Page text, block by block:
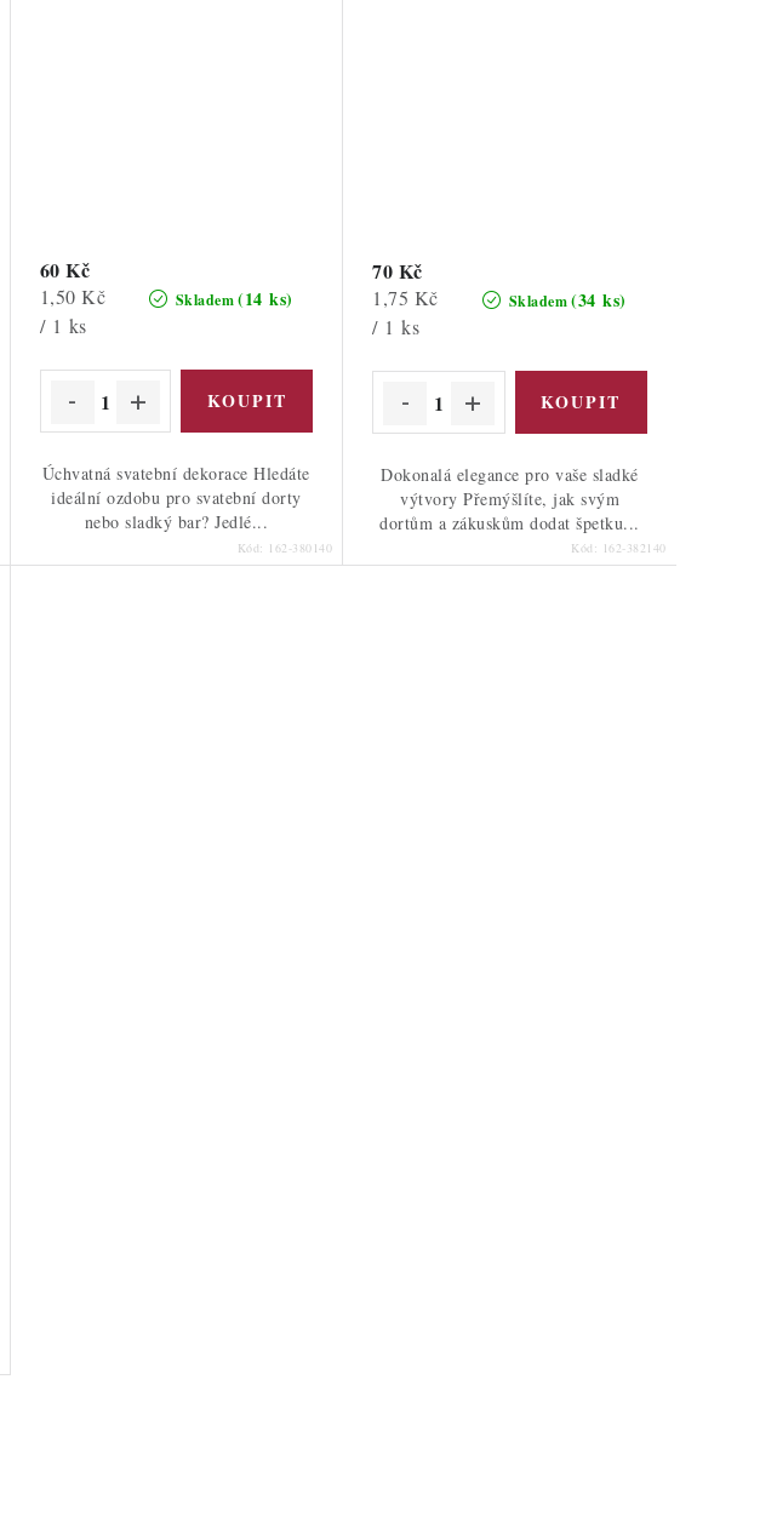
Skladem (14 ks)
60 Kč
Měrná
cena:
1,50 Kč
/ 1 ks
Úchvatná svatební dekorace Hledáte
ideální ozdobu pro svatební dorty
nebo sladký bar? Jedlé...
Kód: 162-380140
Skladem (34 ks)
70 Kč
Měrná
cena:
1,75 Kč
/ 1 ks
Dokonalá elegance pro vaše sladké
výtvory Přemýšlíte, jak svým
dortům a zákuskům dodat špetku...
Kód: 162-382140